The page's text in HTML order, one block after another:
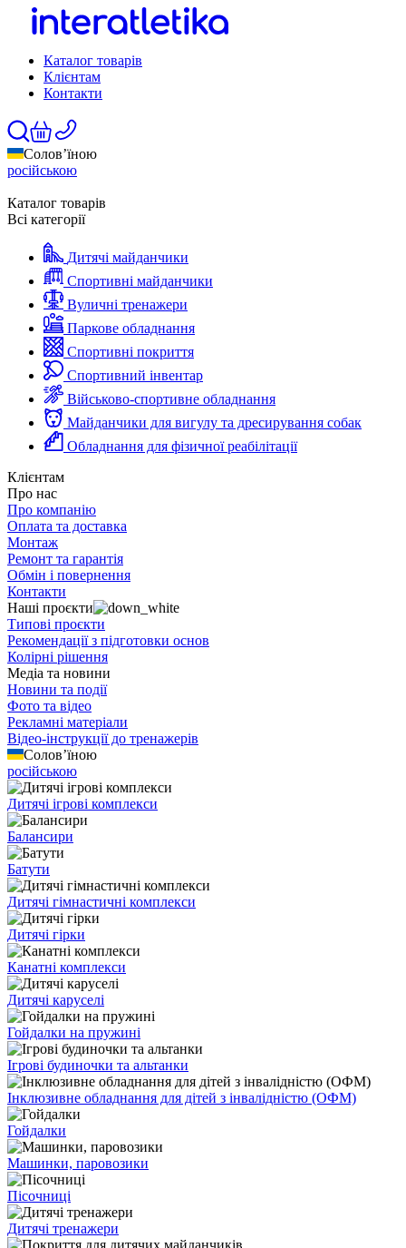
Каталог товарів
Клієнтам
Контакти
Солов’їною
російською
Каталог товарів
Всі категорії
Дитячі майданчики
Спортивні майданчики
Вуличні тренажери
Паркове обладнання
Спортивні покриття
Спортивний інвентар
Військово-спортивне обладнання
Майданчики для вигулу та дресирування собак
Обладнання для фізичної реабілітації
Клієнтам
Про нас
Про компанію
Оплата та доставка
Монтаж
Ремонт та гарантія
Обмін і повернення
Контакти
Наші проєкти
Типові проєкти
Рекомендації з підготовки основ
Колірні рішення
Медіа та новини
Новини та події
Фото та відео
Рекламні матеріали
Відео-інструкції до тренажерів
Солов’їною
російською
Дитячі ігрові комплекси
Балансири
Батути
Дитячі гімнастичні комплекси
Дитячі гірки
Канатні комплекси
Дитячі каруселі
Гойдалки на пружині
Ігрові будиночки та альтанки
Інклюзивне обладнання для дітей з інвалідністю (ОФМ)
Гойдалки
Машинки, паровозики
Пісочниці
Дитячі тренажери